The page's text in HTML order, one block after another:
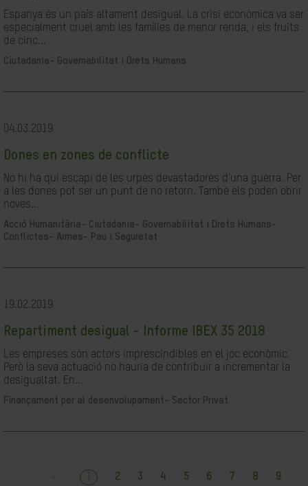
Espanya és un país altament desigual. La crisi econòmica va ser
especialment cruel amb les famílies de menor renda, i els fruits
de cinc...
Ciutadania- Governabilitat i Drets Humans
04.03.2019
Dones en zones de conflicte
No hi ha qui escapi de les urpes devastadores d'una guerra. Per
a les dones pot ser un punt de no retorn. També els poden obrir
noves...
Acció Humanitària-
Ciutadania- Governabilitat i Drets Humans-
Conflictes- Armes- Pau i Seguretat
19.02.2019
Repartiment desigual - Informe IBEX 35 2018
Les empreses són actors imprescindibles en el joc econòmic.
Però la seva actuació no hauria de contribuir a incrementar la
desigualtat. En...
Finançament per al desenvolupament- Sector Privat
« 1 2 3 4 5 6 7 8
9